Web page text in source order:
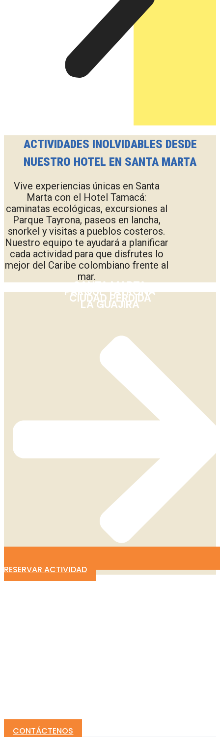
ACTIVIDADES INOLVIDABLES DESDE
NUESTRO HOTEL EN SANTA MARTA
Vive experiencias únicas en Santa
Marta con el Hotel Tamacá:
caminatas ecológicas, excursiones al
Parque Tayrona, paseos en lancha,
snorkel y visitas a pueblos costeros.
Nuestro equipo te ayudará a planificar
cada actividad para que disfrutes lo
mejor del Caribe colombiano frente al
mar.
SANTA MARTA
PARQUE TAYRONA
CIUDAD PERDIDA
LA GUAJIRA
RESERVAR ACTIVIDAD
reservas@tamaca.com.co
CONTÁCTENOS